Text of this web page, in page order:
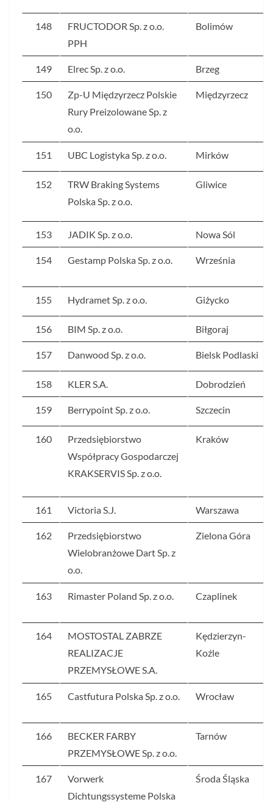
148
FRUCTODOR Sp. z o.o.
PPH
Bolimów
149 Elrec Sp. z o.o. Brzeg
150
Zp-U Międzyrzecz Polskie
Rury Preizolowane Sp. z
o.o.
Międzyrzecz
151 UBC Logistyka Sp. z o.o. Mirków
152
TRW Braking Systems
Polska Sp. z o.o.
Gliwice
153 JADIK Sp. z o.o. Nowa Sól
154 Gestamp Polska Sp. z o.o. Września
155 Hydramet Sp. z o.o. Giżycko
156 BIM Sp. z o.o. Biłgoraj
157 Danwood Sp. z o.o. Bielsk Podlaski
158 KLER S.A. Dobrodzień
159 Berrypoint Sp. z o.o. Szczecin
160
Przedsiębiorstwo
Współpracy Gospodarczej
KRAKSERVIS Sp. z o.o.
Kraków
161 Victoria S.J. Warszawa
162
Przedsiębiorstwo
Wielobranżowe Dart Sp. z
o.o.
Zielona Góra
163 Rimaster Poland Sp. z o.o. Czaplinek
164
MOSTOSTAL ZABRZE
REALIZACJE
PRZEMYSŁOWE S.A.
Kędzierzyn-
Koźle
165 Castfutura Polska Sp. z o.o. Wrocław
166
BECKER FARBY
PRZEMYSŁOWE Sp. z o.o.
Tarnów
167
Vorwerk
Dichtungssysteme Polska
Środa Śląska